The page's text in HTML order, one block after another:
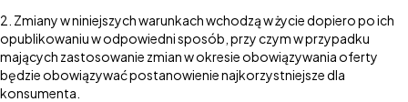
Zmiany w niniejszych warunkach wchodzą w życie dopiero po ich
opublikowaniu w odpowiedni sposób, przy czym w przypadku
mających zastosowanie zmian w okresie obowiązywania oferty
będzie obowiązywać postanowienie najkorzystniejsze dla
konsumenta.